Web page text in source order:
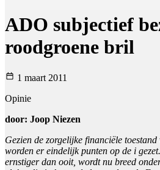
ADO subjectief
roodgroene bril
1 maart 2011
Opinie
door: Joop Niezen
Gezien de zorgelijke financiële
worden er eindelijk punten op de i
ernstiger dan ooit, wordt nu breed